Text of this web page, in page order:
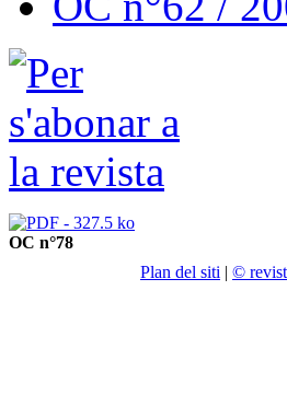
OC n°78
Plan del siti | ©